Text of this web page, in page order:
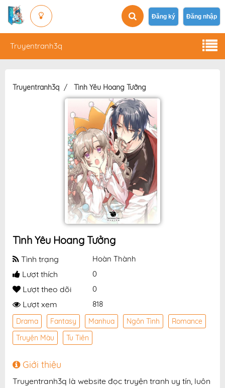
Đăng ký Đăng nhập
Truyentranh3q
Truyentranh3q Tình Yêu Hoang Tưởng
Tình Yêu Hoang Tưởng
Tình trạng Hoàn Thành
Lượt thích 0
Lượt theo dõi 0
Lượt xem 818
Drama Fantasy Manhua Ngôn Tình
Romance
Truyện Màu
Tu Tiên
Giới thiệu
Truyentranh3q là website đọc truyện tranh uy tín, luôn